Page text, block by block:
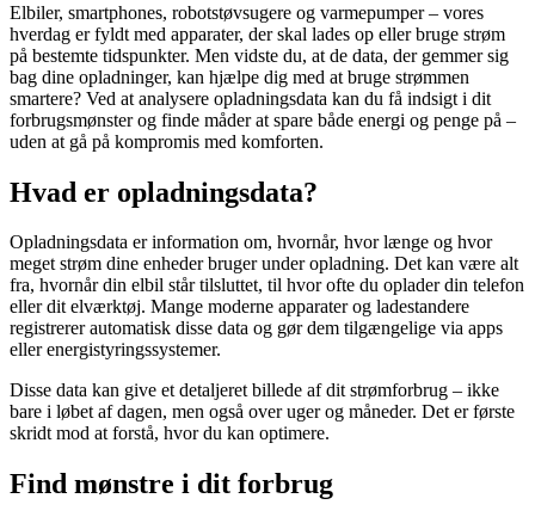
Elbiler, smartphones, robotstøvsugere og varmepumper – vores
hverdag er fyldt med apparater, der skal lades op eller bruge strøm
på bestemte tidspunkter. Men vidste du, at de data, der gemmer sig
bag dine opladninger, kan hjælpe dig med at bruge strømmen
smartere? Ved at analysere opladningsdata kan du få indsigt i dit
forbrugsmønster og finde måder at spare både energi og penge på –
uden at gå på kompromis med komforten.
Hvad er opladningsdata?
Opladningsdata er information om, hvornår, hvor længe og hvor
meget strøm dine enheder bruger under opladning. Det kan være alt
fra, hvornår din elbil står tilsluttet, til hvor ofte du oplader din telefon
eller dit elværktøj. Mange moderne apparater og ladestandere
registrerer automatisk disse data og gør dem tilgængelige via apps
eller energistyringssystemer.
Disse data kan give et detaljeret billede af dit strømforbrug – ikke
bare i løbet af dagen, men også over uger og måneder. Det er første
skridt mod at forstå, hvor du kan optimere.
Find mønstre i dit forbrug